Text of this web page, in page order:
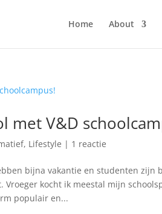
Home About
met V&D
, Lifestyle | 1 reactie
bijna vakantie en studenten
kocht ik meestal mijn
populair en...